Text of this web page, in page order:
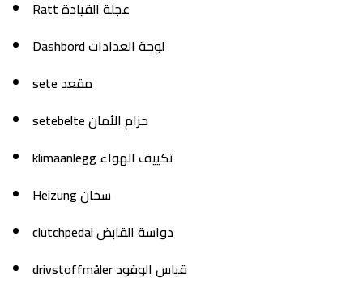
Ratt عجلة القيادة
Dashbord لوحة العدادات
sete مقعد
setebelte حزام الأمان
klimaanlegg تكييف الهواء
Heizung سخان
clutchpedal دواسة القابض
drivstoffmåler قياس الوقود